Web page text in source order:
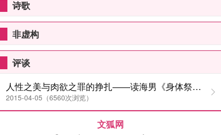
诗歌
非虚构
评谈
人性之美与肉欲之罪的挣扎——读海男《身体祭》随感
2015-04-05（6560次浏览）
文狐网